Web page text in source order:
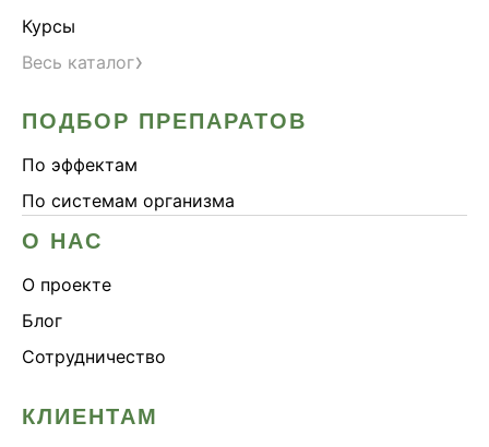
Курсы
Весь каталог›
ПОДБОР ПРЕПАРАТОВ
По эффектам
По системам организма
О НАС
О проекте
Блог
Сотрудничество
КЛИЕНТАМ